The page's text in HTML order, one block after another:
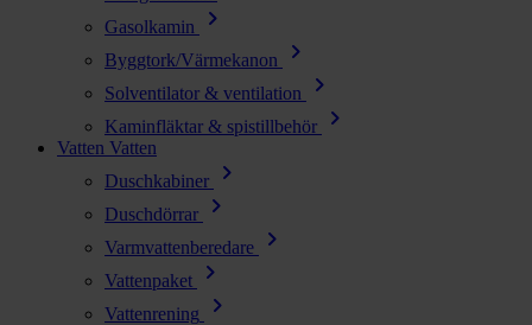
Gasolkamin chevron_right
Byggtork/Värmekanon chevron_right
Solventilator & ventilation chevron_right
Kaminfläktar & spistillbehör chevron_right
Vatten Vatten
Duschkabiner
chevron_right
Duschdörrar chevron_right
Varmvattenberedare chevron_right
Vattenpaket chevron_right
Vattenrening chevron_right